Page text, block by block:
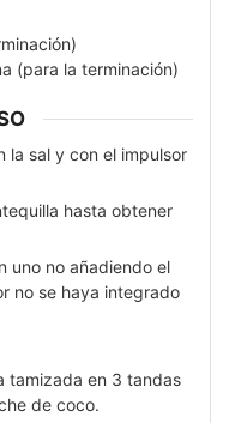
(para la terminación)
la sal y con el impulsor
hasta obtener
uno no añadiendo el
no se haya integrado
tamizada en 3 tandas
de coco.